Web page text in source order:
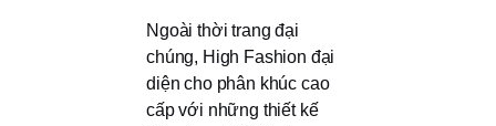
Ngoài thời trang đại
chúng, High Fashion đại
diện cho phân khúc cao
cấp với những thiết kế